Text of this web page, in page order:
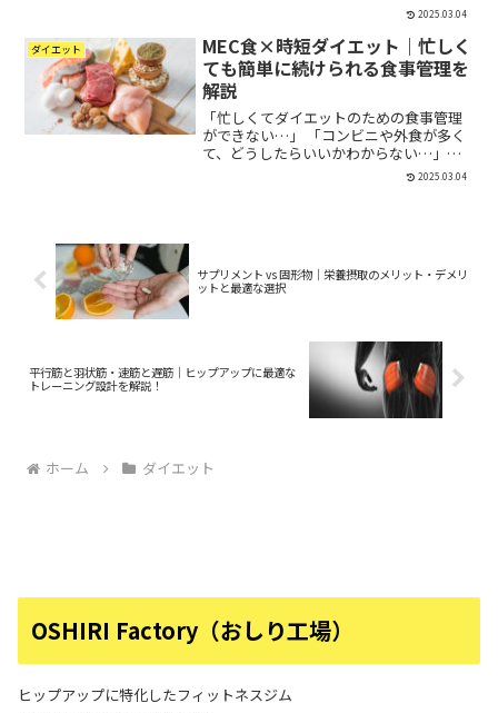
リアでジムを探している方に向けて、こ
の記事では「おすすめのパーソナルジ
ム」「料金・口コミ比較」「ジム選びの
ポイント」を詳しく解説しま...
2025.03.04
ダイエット
MEC食×時短ダイエット｜忙しく
ても簡単に続けられる食事管理を
解説
「忙しくてダイエットのための食事管理
ができない…」 「コンビニや外食が多く
て、どうしたらいいかわからない…」こ
ういった悩みを抱えている方に最適なの
が MEC食（Meat, Egg, Cheese） です。
2025.03.04
サプリメント vs 固形物｜栄養摂取のメリット・デメリ
ットと最適な選択
平行筋と羽状筋・速筋と遅筋｜ヒップアップに最適な
トレーニング設計を解説！
ホーム ダイエット
OSHIRI Factory（おしり工場）
ヒップアップに特化したフィットネスジム